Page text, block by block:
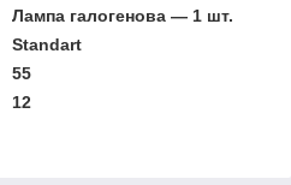
Лампа галогенова — 1 шт.
Standart
55
12